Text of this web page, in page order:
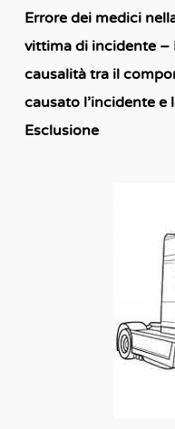
Errore dei medici
vittima di incidente –
causalità tra il
causato l’incidente
Esclusione